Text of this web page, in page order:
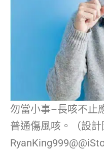
勿當小事–長咳不止
普通傷風咳。（設計